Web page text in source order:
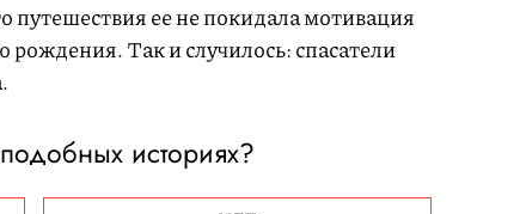
путешествия ее не покидала мотивация
рождения. Так и случилось: спасатели
историях?